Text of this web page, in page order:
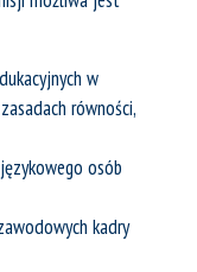
w
równości,
osób
kadry